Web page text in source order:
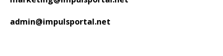
admin@impulsportal.net